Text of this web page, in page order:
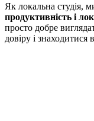
Як локальна студія,
продуктивність і
просто добре
довіру і знаходитися